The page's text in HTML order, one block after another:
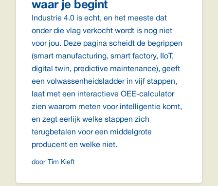
waar je begint
Industrie 4.0 is echt, en het meeste dat
onder die vlag verkocht wordt is nog niet
voor jou. Deze pagina scheidt de begrippen
(smart manufacturing, smart factory, IIoT,
digital twin, predictive maintenance), geeft
een volwassenheidsladder in vijf stappen,
laat met een interactieve OEE-calculator
zien waarom meten voor intelligentie komt,
en zegt eerlijk welke stappen zich
terugbetalen voor een middelgrote
producent en welke niet.
door Tim Kieft